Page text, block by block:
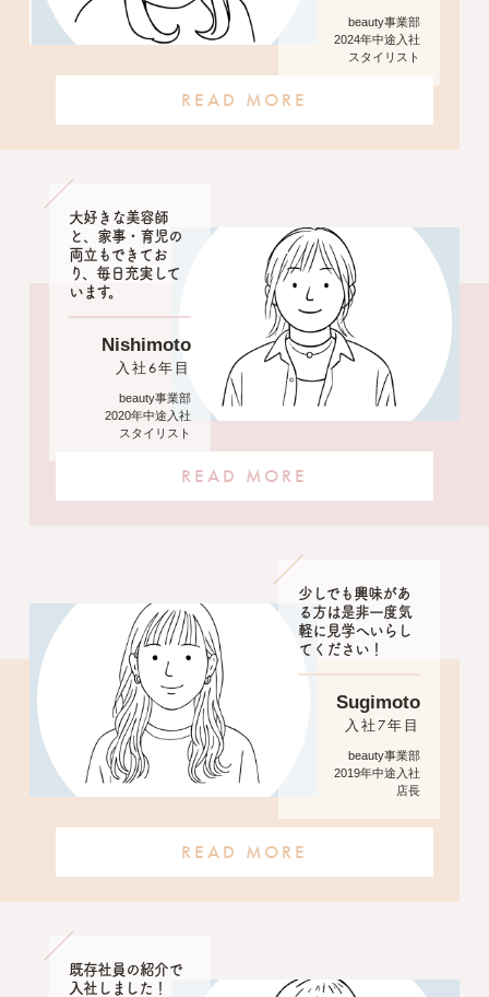
beauty事業部
2024年中途入社
スタイリスト
READ MORE
大好きな美容師
と、家事・育児の
両立もできてお
り、毎日充実して
います。
Nishimoto
入社6年目
beauty事業部
2020年中途入社
スタイリスト
READ MORE
少しでも興味があ
る方は是非一度気
軽に見学へいらし
てください！
Sugimoto
入社7年目
beauty事業部
2019年中途入社
店長
READ MORE
既存社員の紹介で
入社しました！